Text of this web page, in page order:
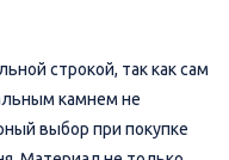
строкой, так как сам
камнем не
выбор при покупке